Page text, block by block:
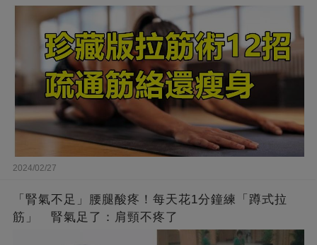
2024/02/27
「腎氣不足」腰腿酸疼！每天花1分鐘練「蹲式拉
筋」 腎氣足了：肩頸不疼了